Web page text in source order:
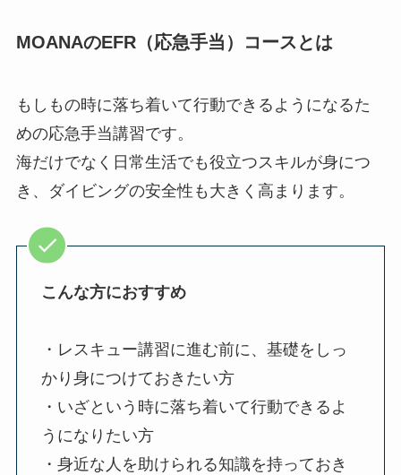
MOANAのEFR（応急手当）コースとは
もしもの時に落ち着いて行動できるようになるた
めの応急手当講習です。
海だけでなく日常生活でも役立つスキルが身につ
き、ダイビングの安全性も大きく高まります。
こんな方におすすめ
・レスキュー講習に進む前に、基礎をしっ
かり身につけておきたい方
・いざという時に落ち着いて行動できるよ
うになりたい方
・身近な人を助けられる知識を持っておき